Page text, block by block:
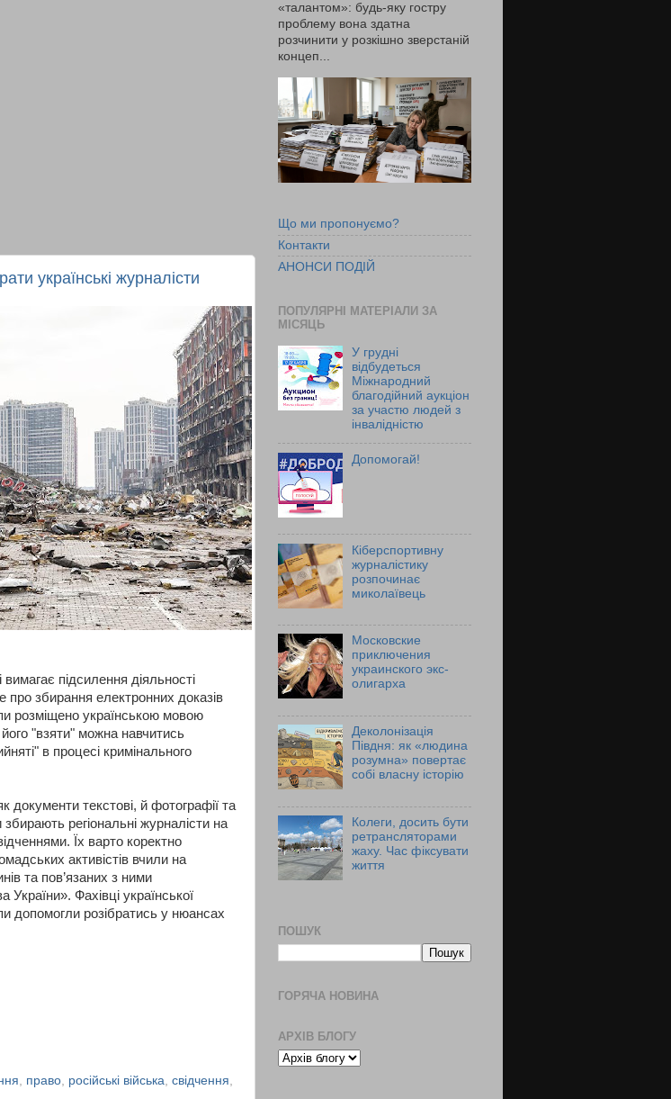
українські журналісти
підсилення діяльності
про збирання електронних доказів
розміщено українською мовою
"взяти" можна навчитись
в процесі кримінального
текстові, й фотографії та
регіональні журналісти на
Їх варто коректно
активістів вчили на
та пов’язаних з ними
Фахівці української
допомогли розібратись у нюансах
право російські війська свідчення
«талантом»: будь-яку гостру
проблему вона здатна
розчинити у розкішно зверстаній
концеп...
Що ми пропонуємо?
Контакти
АНОНСИ ПОДІЙ
ПОПУЛЯРНІ МАТЕРІАЛИ ЗА
МІСЯЦЬ
У грудні
відбудеться
Міжнародний
благодійний аукціон
за участю людей з
інвалідністю
Допомогай!
Кіберспортивну
журналістику
розпочинає
миколаївець
Московские
приключения
украинского экс-
олигарха
Деколонізація
Півдня: як «людина
розумна» повертає
собі власну історію
Колеги, досить бути
ретрансляторами
жаху. Час фіксувати
життя
ПОШУК
ГОРЯЧА НОВИНА
АРХІВ БЛОГУ